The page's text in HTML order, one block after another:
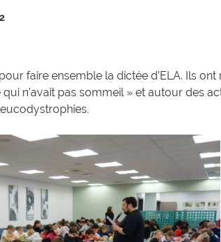
faire ensemble la dictée d’ELA. Ils
n’avait pas sommeil » et autour des